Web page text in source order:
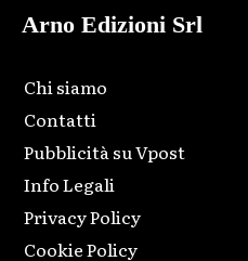
Arno Edizioni Srl
Chi siamo
Contatti
Pubblicità su Vpost
Info Legali
Privacy Policy
Cookie Policy